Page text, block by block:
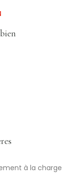
à la charge